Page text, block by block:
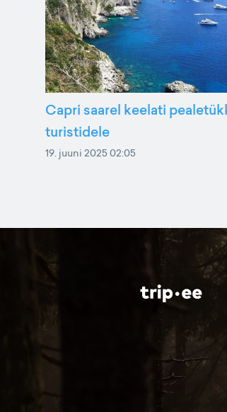
Capri saarel keelati
turistidele
19. juuni 2025 02:05